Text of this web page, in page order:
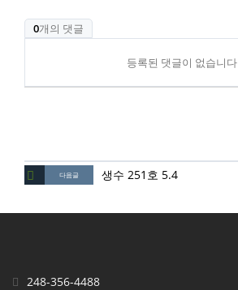
0개의 댓글
등록된 댓글이 없습니다
다음글 생수 251호 5.4
248-356-4488